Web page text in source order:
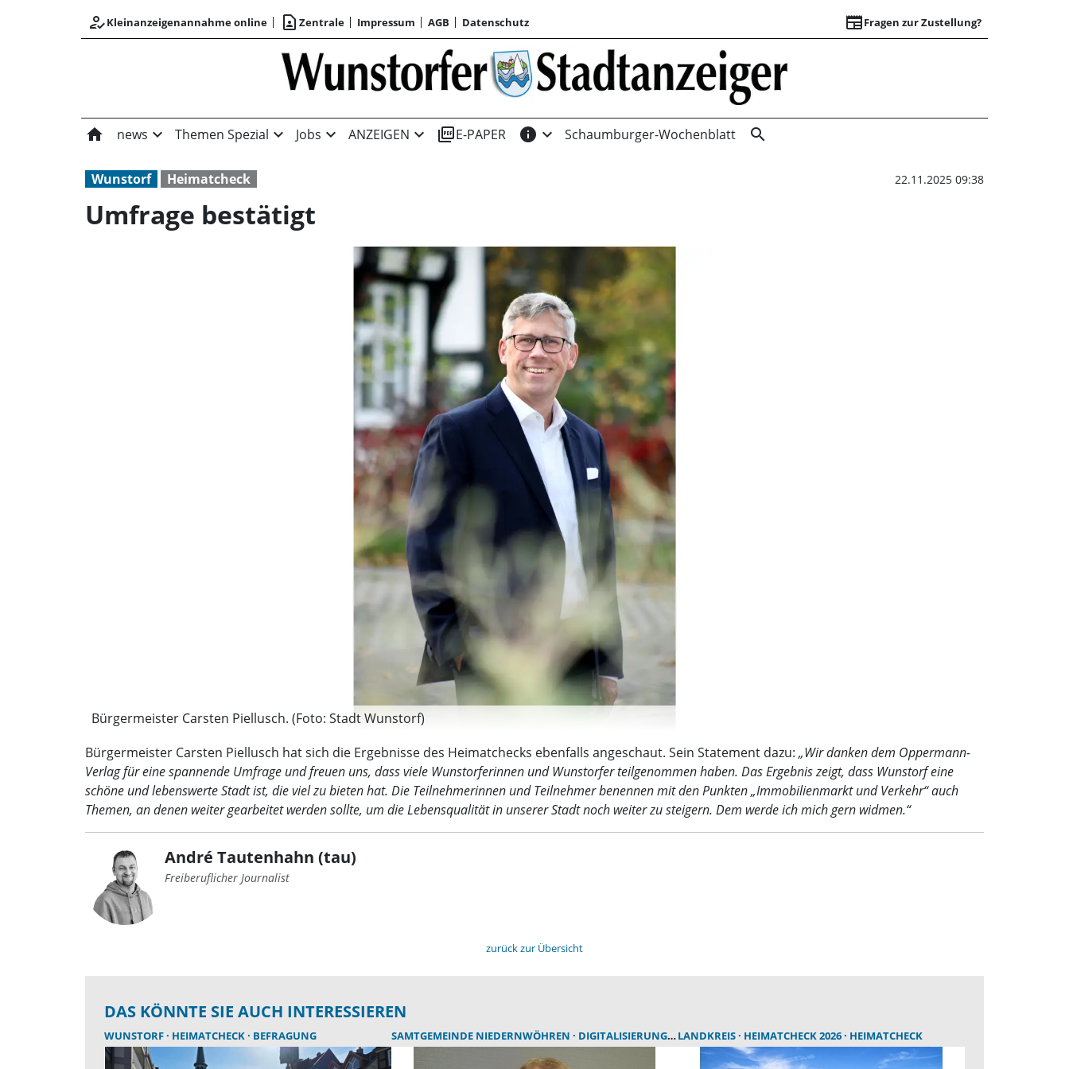
how_to_regKleinanzeigenannahme online contact_page Zentrale Impressum AGB Datenschutz newspaperFragen zur Zustellung?
Umfrage bestätigt
home news expand_more Themen Spezial expand_more Jobs expand_more ANZEIGEN expand_more picture_as_pdfE-PAPER info expand_more Schaumburger-Wochenblatt search
Wunstorf Heimatcheck 22.11.2025 09:38
Umfrage bestätigt
Bürgermeister Carsten Piellusch. (Foto: Stadt Wunstorf)
Bürgermeister Carsten Piellusch hat sich die Ergebnisse des Heimatchecks ebenfalls angeschaut. Sein Statement dazu: „Wir danken dem Oppermann-
Verlag für eine spannende Umfrage und freuen uns, dass viele Wunstorferinnen und Wunstorfer teilgenommen haben. Das Ergebnis zeigt, dass Wunstorf eine
schöne und lebenswerte Stadt ist, die viel zu bieten hat. Die Teilnehmerinnen und Teilnehmer benennen mit den Punkten „Immobilienmarkt und Verkehr“ auch
Themen, an denen weiter gearbeitet werden sollte, um die Lebensqualität in unserer Stadt noch weiter zu steigern. Dem werde ich mich gern widmen.“
André Tautenhahn (tau)
Freiberuflicher Journalist
zurück zur Übersicht
DAS KÖNNTE SIE AUCH INTERESSIEREN
WUNSTORF HEIMATCHECK BEFRAGUNG SAMTGEMEINDE NIEDERNWÖHREN DIGITALISIERUNG SAMTGEMEINDE
LANDKREIS HEIMATCHECK 2026 HEIMATCHECK